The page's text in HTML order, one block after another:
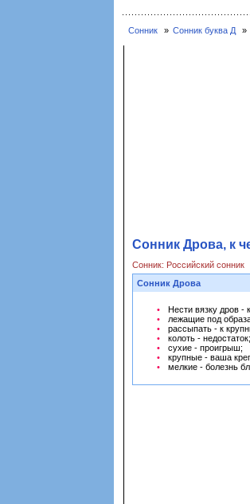
Сонник Сонник буква Д
Сонник Дрова, к
Сонник: Российский сонник
Сонник Дрова
Нести вязку дров -
лежащие под
рассыпать - к
колоть - недостаток;
сухие - проигрыш;
крупные - ваша
мелкие - болезнь